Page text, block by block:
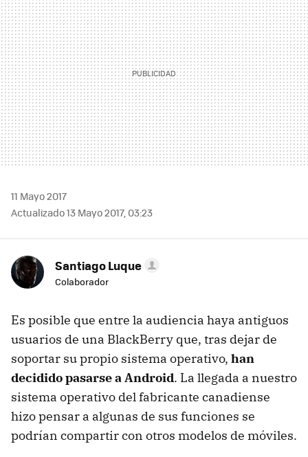
11 Mayo 2017
Actualizado 13 Mayo 2017, 03:23
Santiago Luque
Colaborador
Es posible que entre la audiencia haya antiguos
usuarios de una BlackBerry que, tras dejar de
soportar su propio sistema operativo, han
decidido pasarse a Android. La llegada a nuestro
sistema operativo del fabricante canadiense
hizo pensar a algunas de sus funciones se
podrían compartir con otros modelos de móviles.